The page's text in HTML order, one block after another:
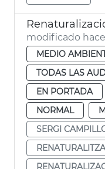
modificado
MEDIO
TODAS LAS
EN PORTADA
NORMAL
SERGI